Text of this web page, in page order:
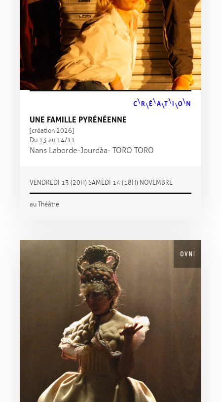
UNE FAMILLE PYRÉNÉENNE
[création 2026]
Du 13 au 14/11
Nans Laborde-Jourdàa - TORO TORO
VENDREDI 13 (20H) SAMEDI 14 (18H) NOVEMBRE
au Théâtre